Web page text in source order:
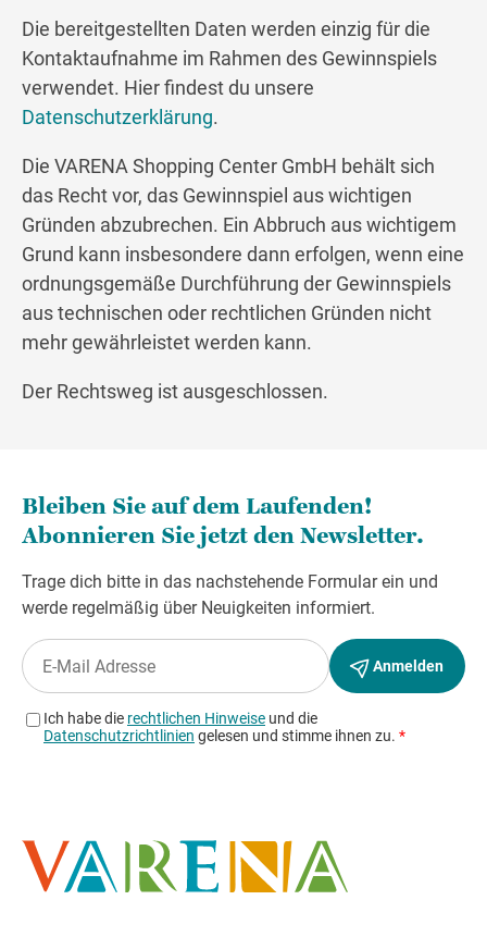
Die bereitgestellten Daten werden einzig für die
Kontaktaufnahme im Rahmen des Gewinnspiels
verwendet. Hier findest du unsere
Datenschutzerklärung.
Die VARENA Shopping Center GmbH behält sich
das Recht vor, das Gewinnspiel aus wichtigen
Gründen abzubrechen. Ein Abbruch aus wichtigem
Grund kann insbesondere dann erfolgen, wenn eine
ordnungsgemäße Durchführung der Gewinnspiels
aus technischen oder rechtlichen Gründen nicht
mehr gewährleistet werden kann.
Der Rechtsweg ist ausgeschlossen.